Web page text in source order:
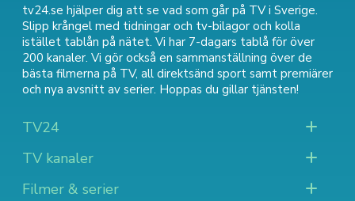
tv24.se hjälper dig att se vad som går på TV i Sverige.
Slipp krångel med tidningar och tv-bilagor och kolla
istället tablån på nätet. Vi har 7-dagars tablå för över
200 kanaler. Vi gör också en sammanställning över de
bästa filmerna på TV, all direktsänd sport samt premiärer
och nya avsnitt av serier. Hoppas du gillar tjänsten!
TV24
TV kanaler
Filmer & serier